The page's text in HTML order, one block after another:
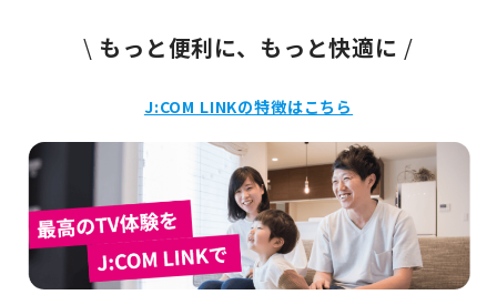
\ もっと便利に、もっと快適に /
J:COM LINKの特徴はこちら